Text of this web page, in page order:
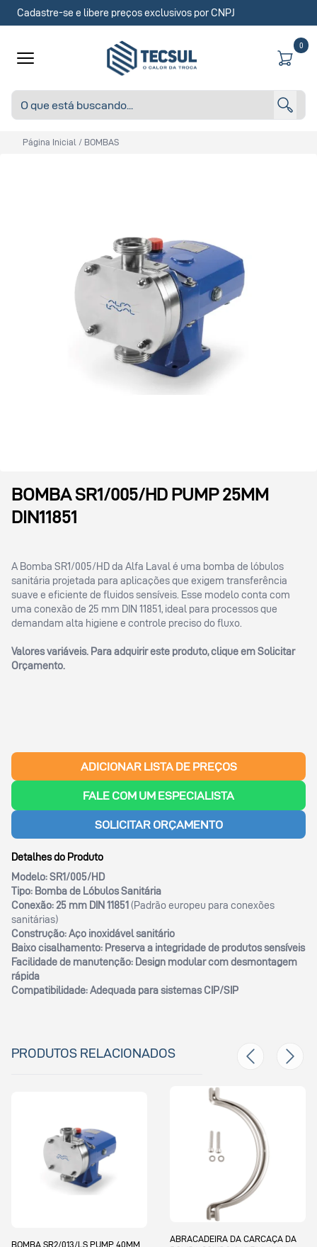
Cadastre-se e libere preços exclusivos por CNPJ
0
Página Inicial / BOMBAS
BOMBA SR1/005/HD PUMP 25MM
DIN11851
A Bomba SR1/005/HD da Alfa Laval é uma bomba de lóbulos
sanitária projetada para aplicações que exigem transferência
suave e eficiente de fluidos sensíveis. Esse modelo conta com
uma conexão de 25 mm DIN 11851, ideal para processos que
demandam alta higiene e controle preciso do fluxo.
Valores variáveis. Para adquirir este produto, clique emSolicitar
Orçamento.
ADICIONAR LISTA DE PREÇOS
FALE COM UM ESPECIALISTA
SOLICITAR ORÇAMENTO
Detalhes do Produto
Modelo:SR1/005/HD
Tipo: Bomba de Lóbulos Sanitária
Conexão:25 mm DIN 11851(Padrão europeu para conexões
sanitárias)
Construção:Aço inoxidável sanitário
Baixo cisalhamento: Preserva a integridade de produtos sensíveis
Facilidade de manutenção: Design modular com desmontagem
rápida
Compatibilidade:Adequada para sistemas CIP/SIP
PRODUTOS RELACIONADOS
40MM
ABRACADEIRA DA CARCAÇA DA
ANEL DE